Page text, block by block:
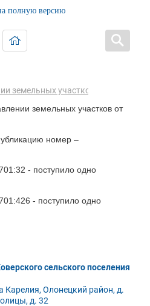
полную версию
земельных участков
земельных участков от
номер –
- поступило одно
- поступило одно
сельского поселения
Карелия, Олонецкий район, д.
д. 32